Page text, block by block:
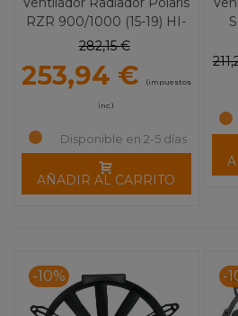
RZR 900/1000 (15-19) HI-
Performance MOOSE
282,15 €
253,94 € (impuestos
inc.)
Disponible en 2-5 días
AÑADIR AL CARRITO
-10% -